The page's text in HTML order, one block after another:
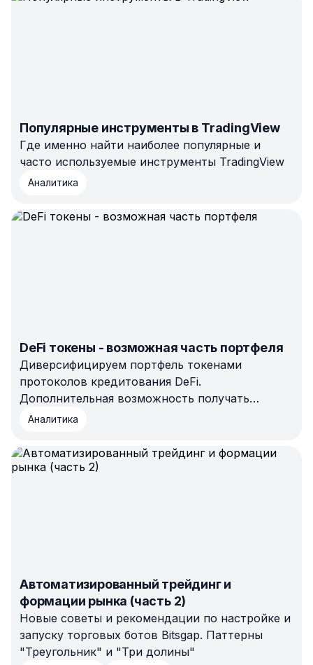
Популярные инструменты в TradingView
Где именно найти наиболее популярные и
часто используемые инструменты TradingView
Аналитика
DeFi токены - возможная часть портфеля
Диверсифицируем портфель токенами
протоколов кредитования DeFi.
Дополнительная возможность получать
проценты.
Аналитика
Автоматизированный трейдинг и
формации рынка (часть 2)
Новые советы и рекомендации по настройке и
запуску торговых ботов Bitsgap. Паттерны
"Треугольник" и "Три долины"